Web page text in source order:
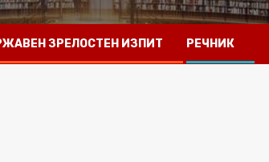
ЗРЕЛОСТЕН ИЗПИТ РЕЧНИК